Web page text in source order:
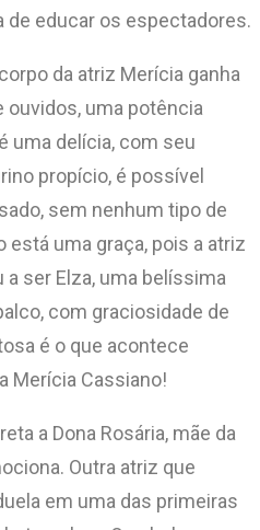
de educar os espectadores.
da atriz Merícia ganha
ouvidos, uma potência
uma delícia, com seu
propício, é possível
sem nenhum tipo de
está uma graça, pois a atriz
a ser Elza, uma belíssima
com graciosidade de
é o que acontece
Merícia Cassiano!
a Dona Rosária, mãe da
Outra atriz que
em uma das primeiras